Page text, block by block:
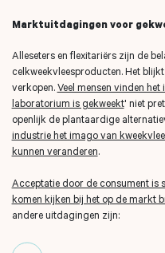
Marktuitdagingen voor
Alleseters en flexitariërs zijn de
celkweekvleesproducten. Het
verkopen.Veel mensen vinden
laboratorium is gekweekt' niet
openlijk de plantaardige
industrie het imago van
kunnen veranderen.
Acceptatie door de consument is
komen kijken bij het op de markt
andere uitdagingen zijn: